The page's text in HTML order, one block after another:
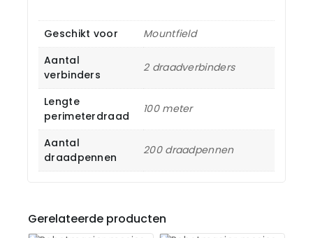
Geschikt voor
Mountfield
Aantal
verbinders
2 draadverbinders
Lengte
perimeterdraad
100 meter
Aantal
draadpennen
200 draadpennen
Gerelateerde producten